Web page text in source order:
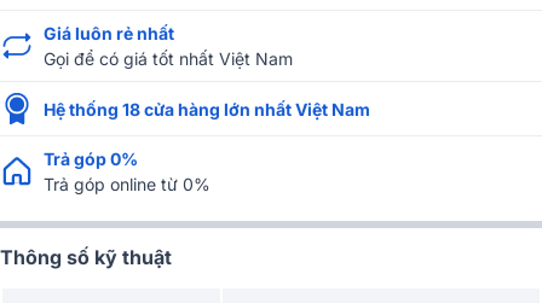
Giá luôn rẻ nhất
Gọi để có giá tốt nhất Việt Nam
Hệ thống 18 cửa hàng lớn nhất Việt Nam
Trả góp 0%
Trả góp online từ 0%
Thông số kỹ thuật